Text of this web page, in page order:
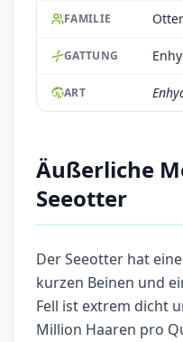
FAMILIE Otter
GATTUNG
ART
Äußerliche
Seeotter
Der Seeotter hat
kurzen Beinen und
Fell ist extrem dicht
Million Haaren pro